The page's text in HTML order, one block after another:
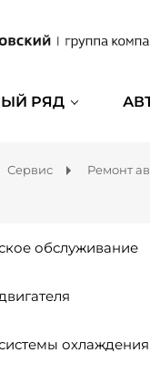
РЯД
Сервис Ремонт
обслуживание
охлаждения